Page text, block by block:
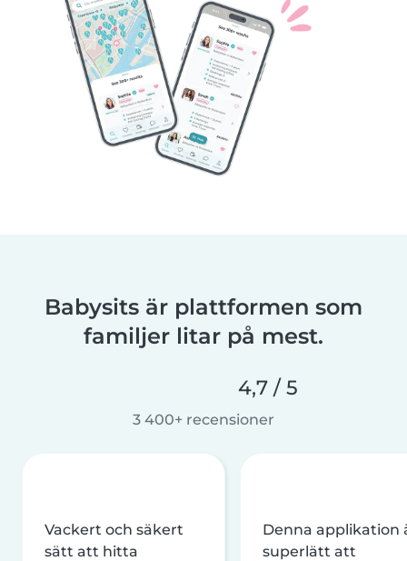
Babysits är plattformen som
familjer litar på mest.
4,7 / 5
3 400+ recensioner
Vackert och säkert
sätt att hitta
Denna applikation
superlätt att